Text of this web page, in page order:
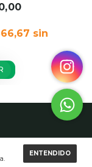
ENTENDIDO
Bar 2
sin